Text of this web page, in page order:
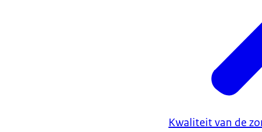
Kwaliteit van de